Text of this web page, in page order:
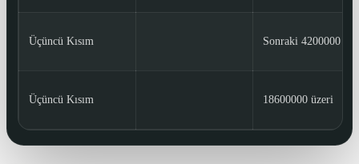
Üçüncü Kısım Sonraki 4200000
Üçüncü Kısım 18600000 üzeri